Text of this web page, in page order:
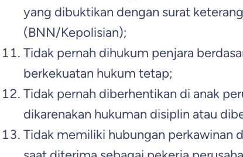
yang dibuktikan dengan surat
(BNN/Kepolisian);
Tidak pernah dihukum penjara
berkekuatan hukum tetap;
Tidak pernah diberhentikan di anak
dikarenakan hukuman disiplin atau
Tidak memiliki hubungan perkawinan